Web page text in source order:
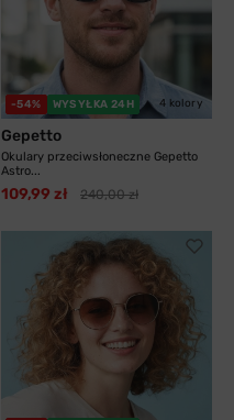
-54% WYSYŁKA 24H 4 kolory
Gepetto
Okulary przeciwsłoneczne Gepetto
Astro...
109,99 zł 240,00 zł